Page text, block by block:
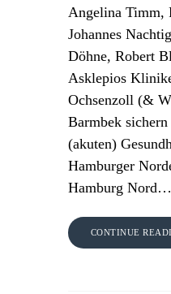
Angelina Timm,
Johannes
Döhne, Robert
Asklepios
Ochsenzoll (&
Barmbek
(akuten)
Hamburger
Hamburg Nord…
CONTINUE